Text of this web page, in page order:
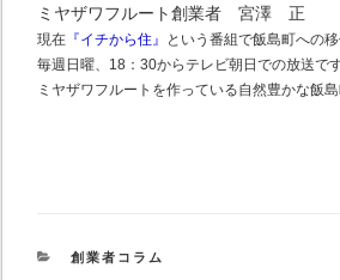
ミヤザワフルート創業者 宮澤 正
現在 『イチから住』
という番組で飯島町への
毎週日曜、18：30からテレビ朝日での放送です
ミヤザワフルートを作っている自然豊かな飯
カ
創業者コラム